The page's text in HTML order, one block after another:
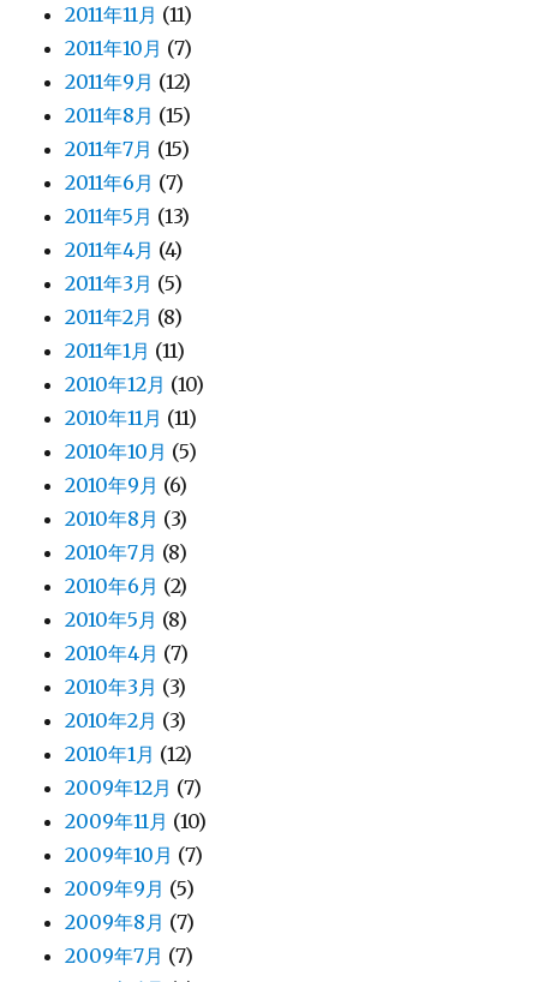
2011年11月 (11)
2011年10月 (7)
2011年9月 (12)
2011年8月 (15)
2011年7月 (15)
2011年6月 (7)
2011年5月 (13)
2011年4月 (4)
2011年3月 (5)
2011年2月 (8)
2011年1月 (11)
2010年12月 (10)
2010年11月 (11)
2010年10月 (5)
2010年9月 (6)
2010年8月 (3)
2010年7月 (8)
2010年6月 (2)
2010年5月 (8)
2010年4月 (7)
2010年3月 (3)
2010年2月 (3)
2010年1月 (12)
2009年12月 (7)
2009年11月 (10)
2009年10月 (7)
2009年9月 (5)
2009年8月 (7)
2009年7月 (7)